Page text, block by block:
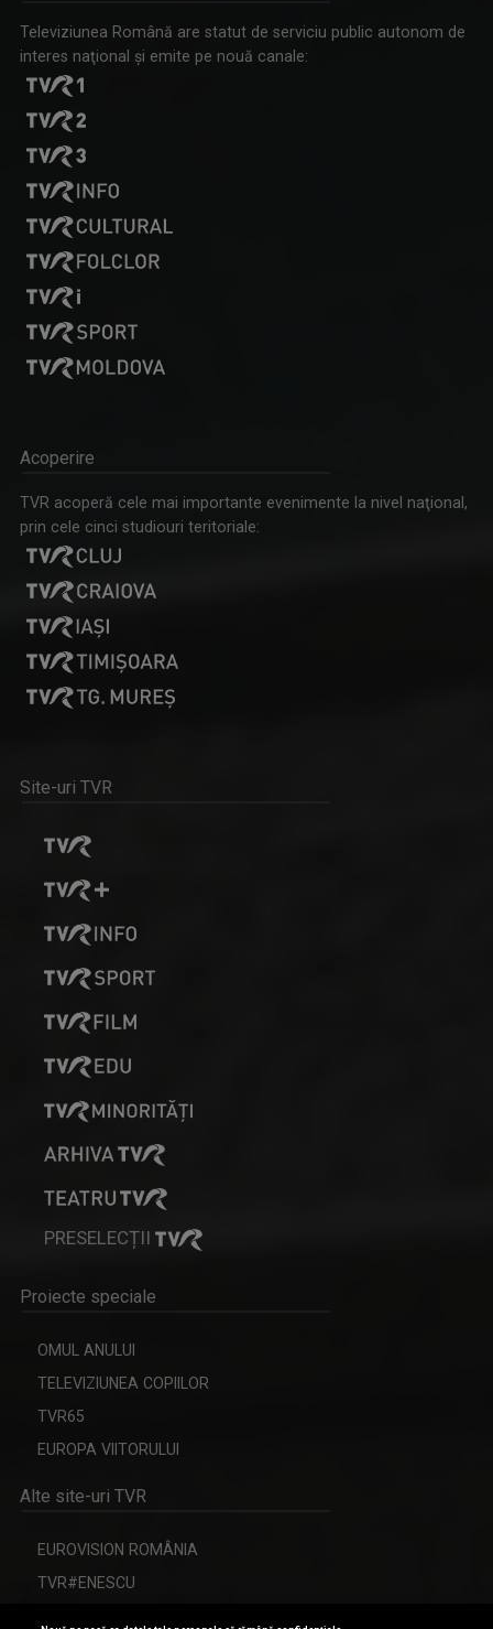
AGROSTRATEGIA
Emisiunea vine în sprijinul fermierilor, dar ...
GARANTAT 100%
VEDETA FAMILIEI
Emisiunea-concurs muzical dedicată copiilor ...
Weekend Matinal este emisiunea care crede că ...
Știri, albumele momentului, cronica ...
FLORINA CONSTANTINESCU
„Cred că am cântat de când mă ştiu, în cor, la ...
MARIAN VOICU
Este jurnalist, realizator de filme ...
MIHAELA CRĂCIUN
Televiziunea Română are statut de serviciu public autonom de
interes naţional şi emite pe nouă canale:
Acoperire
TVR acoperă cele mai importante evenimente la nivel naţional,
prin cele cinci studiouri teritoriale:
Site-uri TVR
PRESELECȚII
Proiecte speciale
OMUL ANULUI
TELEVIZIUNEA COPIILOR
TVR65
EUROPA VIITORULUI
Alte site-uri TVR
EUROVISION ROMÂNIA
TVR#ENESCU